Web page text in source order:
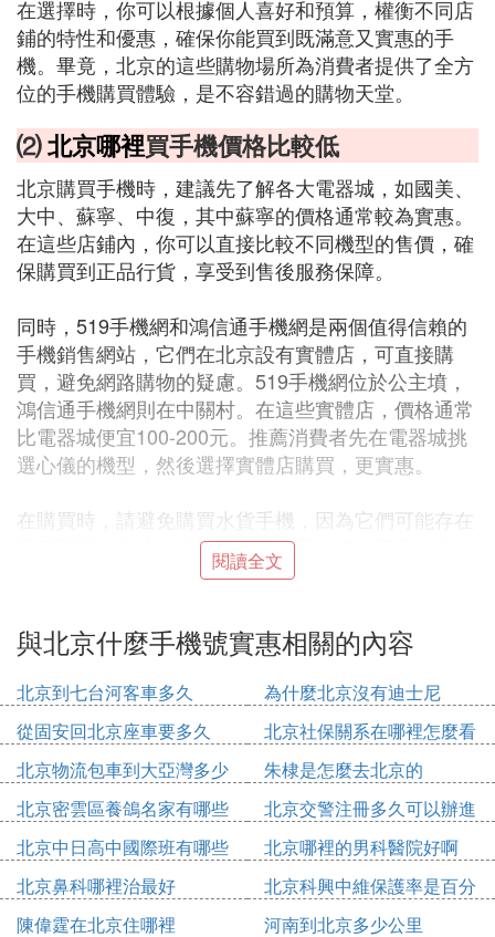
在選擇時，你可以根據個人喜好和預算，權衡不同店
鋪的特性和優惠，確保你能買到既滿意又實惠的手
機。畢竟，北京的這些購物場所為消費者提供了全方
位的手機購買體驗，是不容錯過的購物天堂。
⑵北京哪裡買手機價格比較低
北京購買手機時，建議先了解各大電器城，如國美、
大中、蘇寧、中復，其中蘇寧的價格通常較為實惠。
在這些店鋪內，你可以直接比較不同機型的售價，確
保購買到正品行貨，享受到售後服務保障。
同時，519手機網和鴻信通手機網是兩個值得信賴的
手機銷售網站，它們在北京設有實體店，可直接購
買，避免網路購物的疑慮。519手機網位於公主墳，
鴻信通手機網則在中關村。在這些實體店，價格通常
比電器城便宜100-200元。推薦消費者先在電器城挑
選心儀的機型，然後選擇實體店購買，更實惠。
在購買時，請避免購買水貨手機，因為它們可能存在
質量問題，無法提供售後服務，且性價比不高。北京
地區如西直門、公主墳、木樨園等地均設有實體店
此外，北斗商城也是一個獲取手機價格與功能信息的
途徑，可以通過電話咨詢是否有貨，再決定是否在實
體店購買。北京西城區西單北大街120號西單商場北
樓五層設有零售咨詢電話，提供手機購買服務。
在北京購買行貨手機時，需要注意價格波動。各大電
器城會互相比較價格，因此同一款手機在不同時間購
買的價格可能不同。建議在決定購買特定手機後，走
訪附近多個店鋪，比較價格和額外優惠，以找到最實
惠的購買方案。
閱讀全文
與北京什麼手機號實惠相關的內容
北京到七台河客車多久
為什麼北京沒有迪士尼
從固安回北京座車要多久
北京社保關系在哪裡怎麼看
北京物流包車到大亞灣多少
錢
朱棣是怎麼去北京的
北京密雲區養鴿名家有哪些
人
北京交警注冊多久可以辦進
京證
北京中日高中國際班有哪些
北京哪裡的男科醫院好啊
北京鼻科哪裡治最好
北京科興中維保護率是百分
之多少
陳偉霆在北京住哪裡 河南到北京多少公里